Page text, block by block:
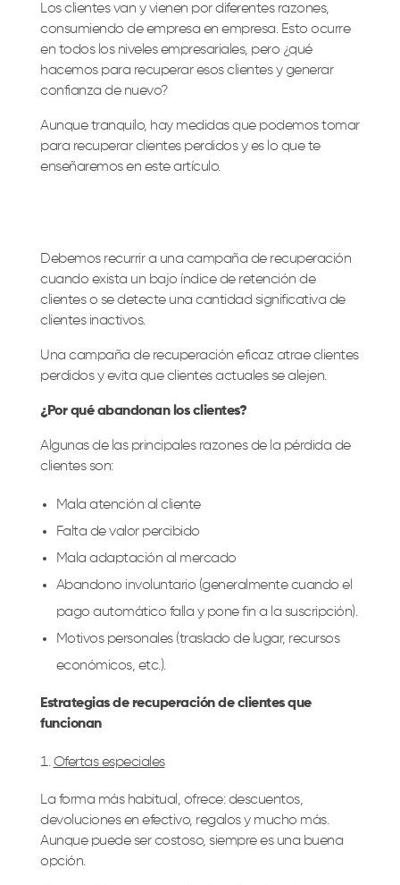
Los clientes van y vienen por diferentes razones,
consumiendo de empresa en empresa. Esto ocurre
en todos los niveles empresariales, pero ¿qué
hacemos para recuperar esos clientes y generar
confianza de nuevo?
Aunque tranquilo, hay medidas que podemos tomar
para recuperar clientes perdidos y es lo que te
enseñaremos en este artículo.
Debemos recurrir a una campaña de recuperación
cuando exista un bajo índice de retención de
clientes o se detecte una cantidad significativa de
clientes inactivos.
Una campaña de recuperación eficaz atrae clientes
perdidos y evita que clientes actuales se alejen.
¿Por qué abandonan los clientes?
Algunas de las principales razones de la pérdida de
clientes son:
Mala atención al cliente
Falta de valor percibido
Mala adaptación al mercado
Abandono involuntario (generalmente cuando el
pago automático falla y pone fin a la suscripción).
Motivos personales (traslado de lugar, recursos
económicos, etc.).
Estrategias de recuperación de clientes que
funcionan
Ofertas especiales
La forma más habitual, ofrece: descuentos,
devoluciones en efectivo, regalos y mucho más.
Aunque puede ser costoso, siempre es una buena
opción.